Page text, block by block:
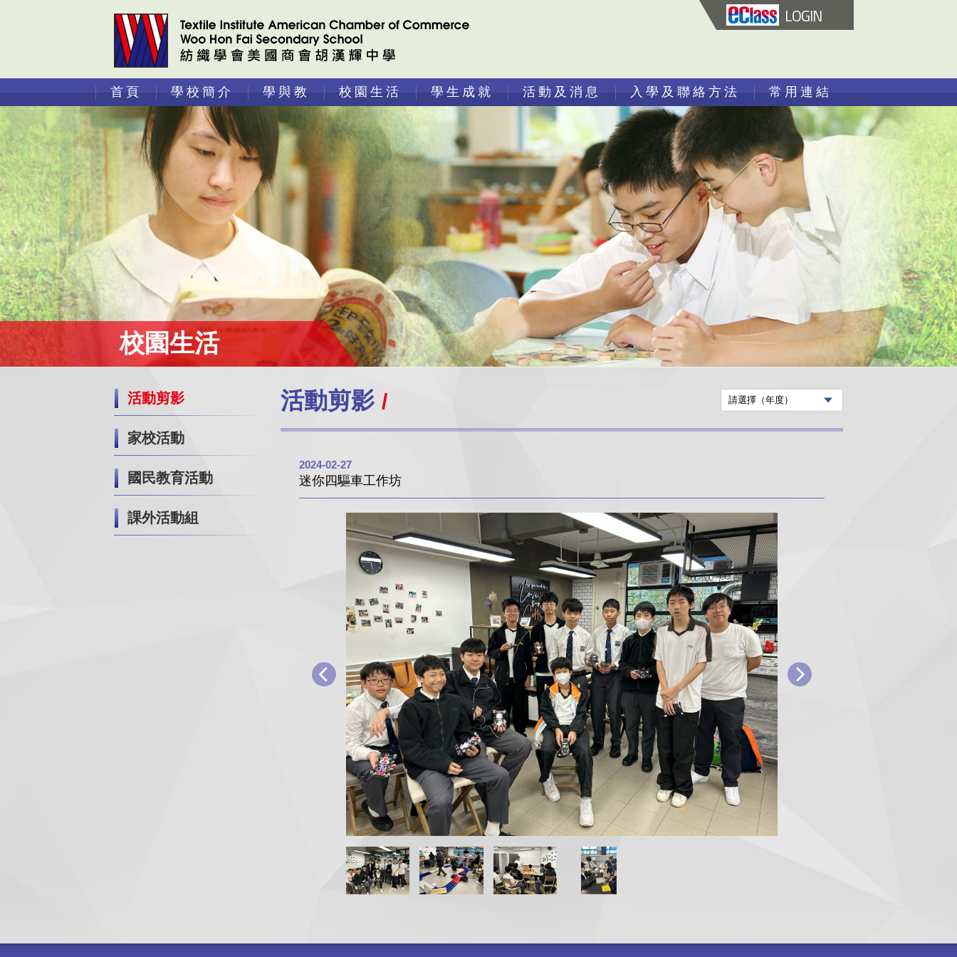
LOGIN
首頁 學校簡介 學與教 校園生活 學生成就 活動及消息 入學及聯絡方法 常用連結
校園生活
活動剪影
家校活動
國民教育活動
課外活動組
活動剪影
2024-02-27
迷你四驅車工作坊